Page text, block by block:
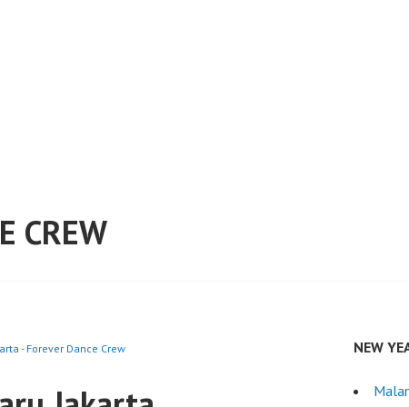
CREW
- Forever Dance Crew NEW